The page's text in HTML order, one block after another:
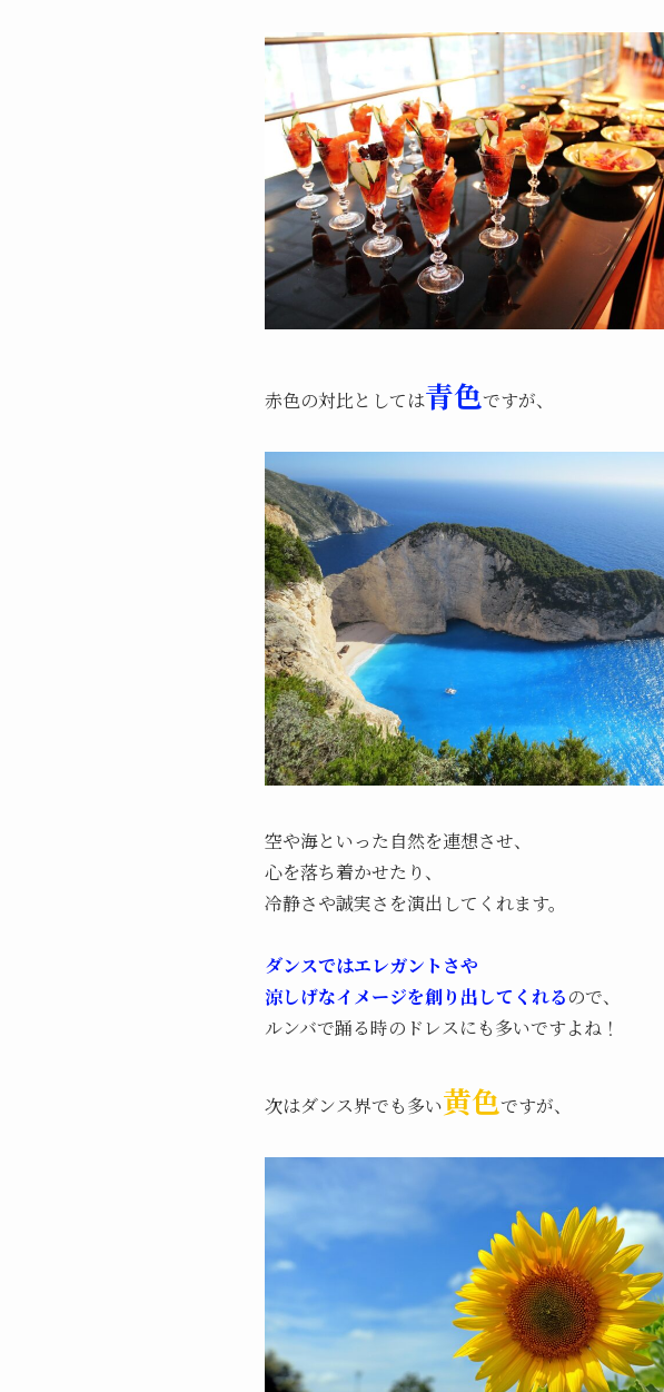
赤色の対比としては青色ですが、
空や海といった自然を連想させ、
心を落ち着かせたり、
冷静さや誠実さを演出してくれます。
ダンスではエレガントさや
涼しげなイメージを創り出してくれるので、
ルンバで踊る時のドレスにも多いですよね！
次はダンス界でも多い黄色ですが、